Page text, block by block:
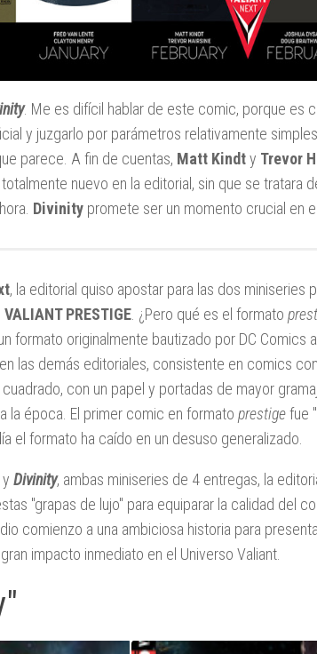
. Me es difícil hablar de este comic, porque es
y juzgarlo por parámetros relativamente
parece. A fin de cuentas, Matt Kindty Trevor
nuevo en la editorial, sin que se tratara
Divinity promete ser un momento crucial en
, la editorial quiso apostar para las dos miniseries
VALIANT PRESTIGE . ¿Pero qué es el formato
formato originalmente bautizado por DC Comics
las demás editoriales, consistente en comics
con un papel y portadas de mayor
la época. El primer comic en formato prestigefue
el formato ha caído en un desuso generalizado.
y Divinity, ambas miniseries de 4 entregas, la
"grapas de lujo" para equiparar la calidad del
comienzo a una ambiciosa historia para
impacto inmediato en el Universo Valiant.